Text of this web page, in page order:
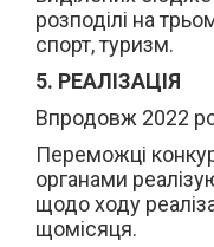
розподілі на
спорт, туризм.
5. РЕАЛІЗАЦІЯ
Впродовж 2022
Переможці
органами
щодо ходу
щомісяця.